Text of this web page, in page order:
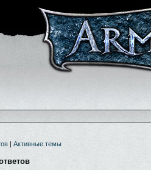
| Активные темы